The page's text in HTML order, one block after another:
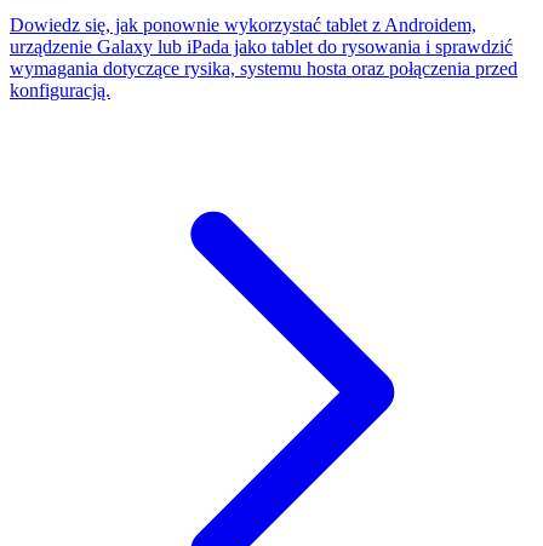
Dowiedz się, jak ponownie wykorzystać tablet z Androidem,
urządzenie Galaxy lub iPada jako tablet do rysowania i sprawdzić
wymagania dotyczące rysika, systemu hosta oraz połączenia przed
konfiguracją.